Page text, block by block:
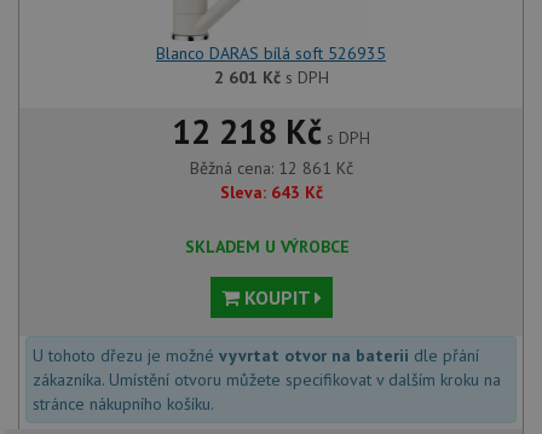
Blanco DARAS bílá soft 526935
2 601 Kčs DPH
12 218 Kč s DPH
Běžná cena: 12 861 Kč
Sleva: 643 Kč
SKLADEM U VÝROBCE
KOUPIT
U tohoto dřezu je možné vyvrtat otvor na baterii dle přání
zákazníka. Umístění otvoru můžete specifikovat v dalším kroku na
stránce nákupního košíku.